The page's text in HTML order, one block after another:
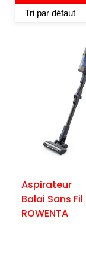
Aspirateur
Balai Sans Fil
ROWENTA